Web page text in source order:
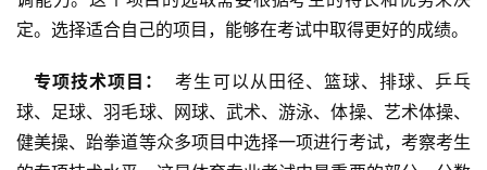
定。选择适合自己的项目，能够在考试中取得更好的成绩。
  专项技术项目：
考生可以从田径、篮球、排球、乒乓
球、足球、羽毛球、网球、武术、游泳、体操、艺术体操、
健美操、跆拳道等众多项目中选择一项进行考试，考察考生